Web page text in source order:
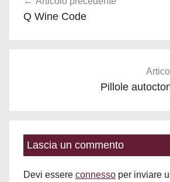
articoli
Q Wine Code
Pillole
Lascia un commento
Devi essere connesso per inviare